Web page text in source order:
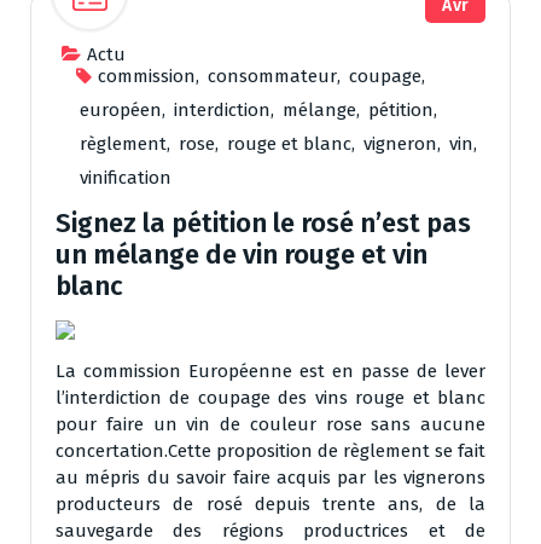
Actu
commission, consommateur, coupage,
européen, interdiction, mélange, pétition,
règlement, rose, rouge et blanc, vigneron, vin,
vinification
Avr
Signez la pétition le rosé n’est pas
un mélange de vin rouge et vin
blanc
La commission Européenne est en passe de lever
l’interdiction de coupage des vins rouge et blanc
pour faire un vin de couleur rose sans aucune
concertation.Cette proposition de règlement se fait
au mépris du savoir faire acquis par les vignerons
producteurs de rosé depuis trente ans, de la
sauvegarde des régions productrices et de